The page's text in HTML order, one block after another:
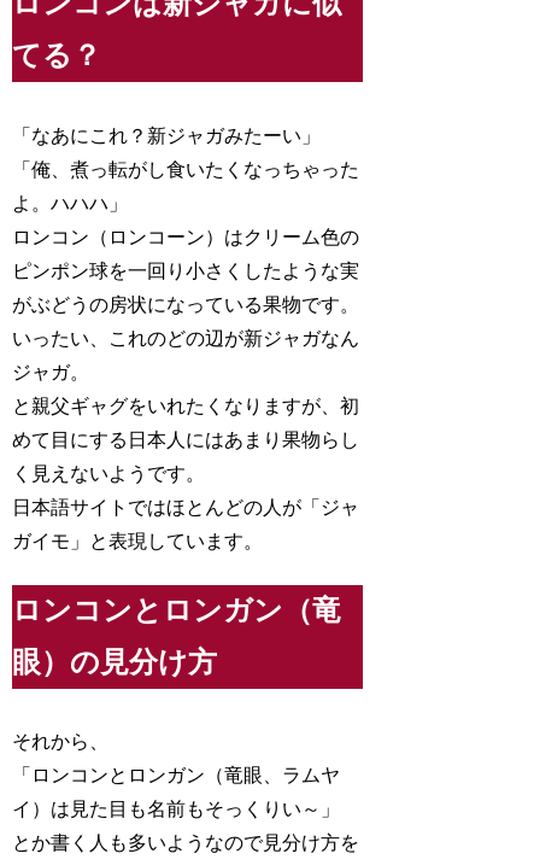
てる？
「なあにこれ？新ジャガみたーい」
「俺、煮っ転がし食いたくなっちゃった
よ。ハハハ」
ロンコン（ロンコーン）はクリーム色の
ピンポン球を一回り小さくしたような実
がぶどうの房状になっている果物です。
いったい、これのどの辺が新ジャガなん
ジャガ。
と親父ギャグをいれたくなりますが、初
めて目にする日本人にはあまり果物らし
く見えないようです。
日本語サイトではほとんどの人が「ジャ
ガイモ」と表現しています。
ロンコンとロンガン（竜
眼）の見分け方
それから、
「ロンコンとロンガン（竜眼、ラムヤ
イ）は見た目も名前もそっくりい～」
とか書く人も多いようなので見分け方を